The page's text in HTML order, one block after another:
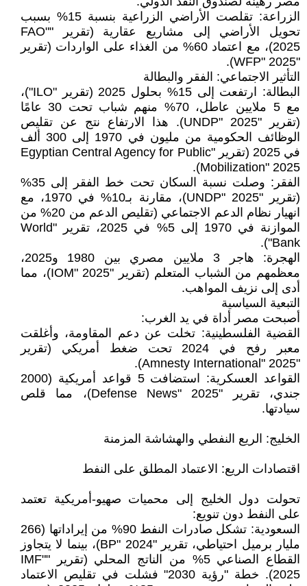
الزراعة: تقلصت الأراضي الزراعية بنسبة 15% بسبب
تحويل الأراضي إلى مشاريع عقارية (تقرير "FAO"
2025)، مع اعتماد 60% من الغذاء على الواردات (تقرير
"WFP" 2025).
التأثير الاجتماعي: الفقر والبطالة
البطالة: ارتفعت إلى 15% بحلول 2025 (تقرير "ILO")،
مع 5 ملايين عاطل، 70% منهم شباب تحت 30 عامًا
(تقرير "UNDP" 2025). هذا الارتفاع نتج عن تقليص
الوظائف الحكومية من مليون في 1970 إلى 300 ألف
في 2025 (تقرير "Egyptian Central Agency for Public
Mobilization" 2025).
الفقر: وصلت نسبة السكان تحت خط الفقر إلى 35%
(تقرير "UNDP" 2025)، مقارنة بـ10% في 1970، مع
انهيار نظام الدعم الاجتماعي (تقليص الدعم من 20% من
الموازنة في 1970 إلى 5% في 2025، تقرير "World
Bank").
الهجرة: هاجر 3 ملايين مصري بين 1980 و2025،
معظمهم من الشباب المتعلم (تقرير "IOM" 2025)، مما
أدى إلى نزيف المواهب.
التبعية السياسية
أصبحت مصر أداة في يد الغرب:
القضية الفلسطينية: تخلت عن دعم المقاومة، وأغلقت
معبر رفح في 2024 تحت ضغط أمريكي (تقرير
"Amnesty International" 2025).
القواعد العسكرية: استضافت 5 قواعد أمريكية (2000
جندي، تقرير "Defense News" 2025)، مما قلص
سيادتها.
الخليج: الريع النفطي والهشاشة المزمنة
اقتصادات الريع: الاعتماد المطلق على النفط
تحولت دول الخليج إلى محميات صهيو-أمريكية تعتمد
على النفط دون تنويع:
السعودية: تشكل صادرات النفط 90% من إيراداتها (266
مليار برميل احتياطي، تقرير "BP" 2024)، بينما لا يتجاوز
القطاع الصناعي 5% من الناتج المحلي (تقرير "IMF"
2025). خطة "رؤية 2030" فشلت في تقليص الاعتماد